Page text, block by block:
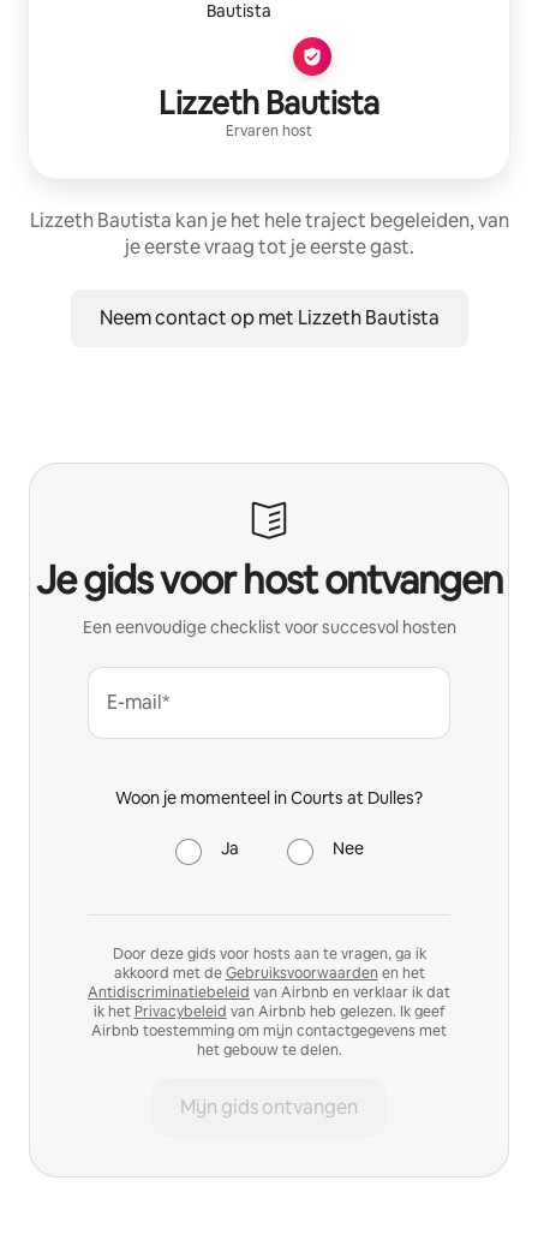
Lizzeth Bautista
Ervaren host
Lizzeth Bautista kan je het hele traject begeleiden, van
je eerste vraag tot je eerste gast.
Neem contact op met Lizzeth Bautista
Je gids voor host ontvangen
Een eenvoudige checklist voor succesvol hosten
E-mail*
Woon je momenteel in Courts at Dulles?
Ja Nee
Door deze gids voor hosts aan te vragen, ga ik
akkoord met deGebruiksvoorwaarden en het
Antidiscriminatiebeleid van Airbnb en verklaar ik dat
ik het Privacybeleid van Airbnb heb gelezen. Ik geef
Airbnb toestemming om mijn contactgegevens met
het gebouw te delen.
Mijn gids ontvangen